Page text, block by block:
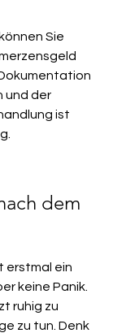
Sie
und der
ist
dem
erstmal ein
keine Panik.
ruhig zu
zu tun. Denk